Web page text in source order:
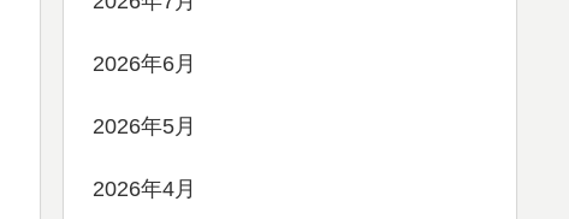
2026年6月
2026年5月
2026年4月